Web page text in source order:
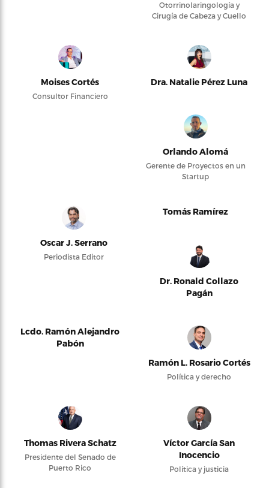
Otorrinolaringología y
Cirugía de Cabeza y Cuello
Moises Cortés
Consultor Financiero
Dra. Natalie Pérez Luna
Orlando Alomá
Gerente de Proyectos en un
Startup
Oscar J. Serrano
Periodista Editor
Tomás Ramírez
Dr. Ronald Collazo
Pagán
Lcdo. Ramón Alejandro
Pabón
Ramón L. Rosario Cortés
Política y derecho
Thomas Rivera Schatz
Presidente del Senado de
Puerto Rico
Víctor García San
Inocencio
Política y justicia